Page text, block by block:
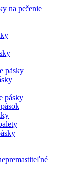
na pečenie
pásky
pásky